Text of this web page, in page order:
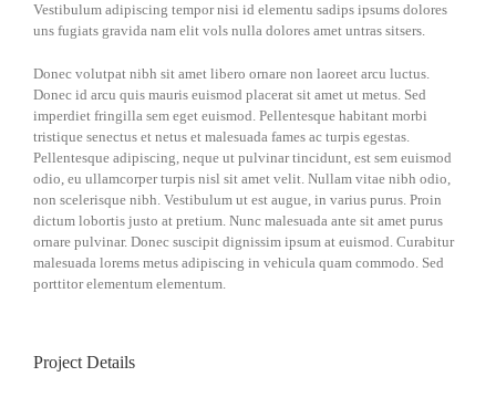
Vestibulum adipiscing tempor nisi id elementu sadips ipsums dolores
uns fugiats gravida nam elit vols nulla dolores amet untras sitsers.
Donec volutpat nibh sit amet libero ornare non laoreet arcu luctus.
Donec id arcu quis mauris euismod placerat sit amet ut metus. Sed
imperdiet fringilla sem eget euismod. Pellentesque habitant morbi
tristique senectus et netus et malesuada fames ac turpis egestas.
Pellentesque adipiscing, neque ut pulvinar tincidunt, est sem euismod
odio, eu ullamcorper turpis nisl sit amet velit. Nullam vitae nibh odio,
non scelerisque nibh. Vestibulum ut est augue, in varius purus. Proin
dictum lobortis justo at pretium. Nunc malesuada ante sit amet purus
ornare pulvinar. Donec suscipit dignissim ipsum at euismod. Curabitur
malesuada lorems metus adipiscing in vehicula quam commodo. Sed
porttitor elementum elementum.
Project Details